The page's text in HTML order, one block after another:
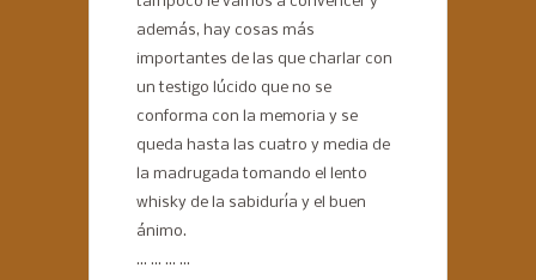
además, hay cosas más
importantes de las que charlar con
un testigo lúcido que no se
conforma con la memoria y se
queda hasta las cuatro y media de
la madrugada tomando el lento
whisky de la sabiduría y el buen
ánimo.
… … … …